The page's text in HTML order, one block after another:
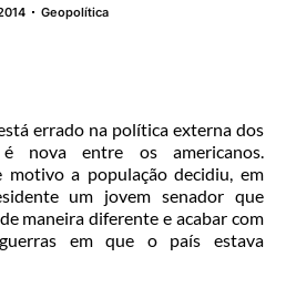
Geopolítica
errado na política externa dos
nova entre os americanos.
motivo a população decidiu, em
um jovem senador que
maneira diferente e acabar com
em que o país estava